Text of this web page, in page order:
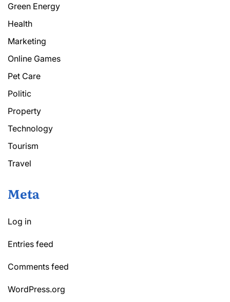
Green Energy
Health
Marketing
Online Games
Pet Care
Politic
Property
Technology
Tourism
Travel
Meta
Log in
Entries feed
Comments feed
WordPress.org